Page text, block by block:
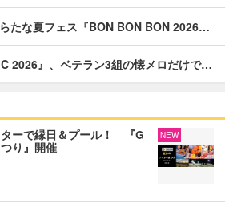
たな夏フェス『BON BON BON 2026…
2026』、ベテラン3組の懐メロだけで…
ーで縁日＆プール！ 『G
り』開催
NEW